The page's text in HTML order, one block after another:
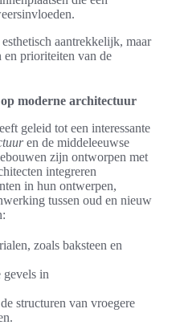
aantrekkelijk, maar
en prioriteiten van de
moderne architectuur
geleid tot een interessante
en de middeleeuwse
zijn ontworpen met
integreren
in hun ontwerpen,
tussen oud en nieuw
zoals baksteen en
gevels in
structuren van vroegere